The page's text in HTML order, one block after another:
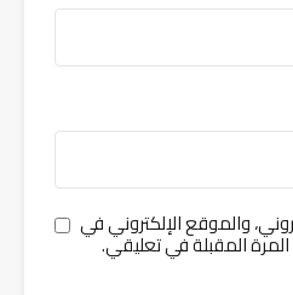
والموقع الإلكتروني في
المقبلة في تعليقي.